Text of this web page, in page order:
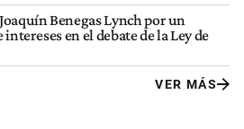
Benegas Lynch por un
en el debate de la Ley de
VER MÁS